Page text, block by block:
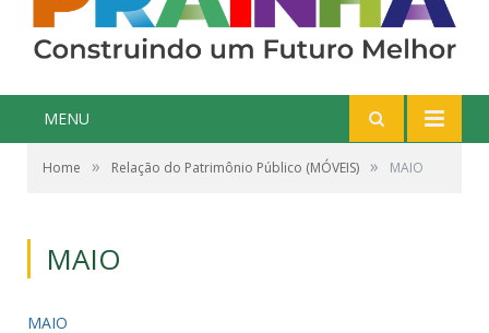
MENU
Home » Relação do Patrimônio Público (MÓVEIS) » MAIO
MAIO
MAIO